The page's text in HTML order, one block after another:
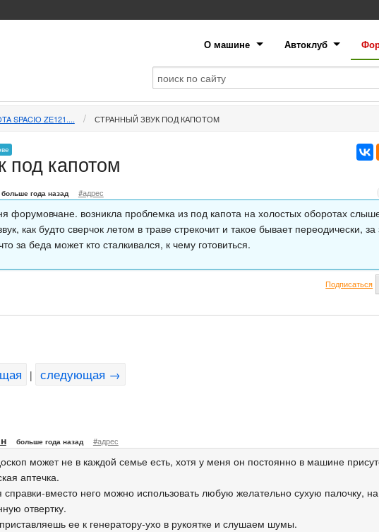
О машине Автоклуб
SPACIO ZE121.... СТРАННЫЙ ЗВУК ПОД КАПОТОМ
под капотом
больше года назад #адрес
форумовчане. возникла проблемка из под капота на холостых оборотах
как будто сверчок летом в траве стрекочит и такое бывает переодически,
за беда может кто сталкивался, к чему готовиться.
Подписаться
| следующая →
больше года назад #адрес
может не в каждой семье есть, хотя у меня он постоянно в машине
аптечка.
справки-вместо него можно использовать любую желательно сухую палочку,
отвертку.
ее к генератору-ухо в рукоятке и слушаем шумы.